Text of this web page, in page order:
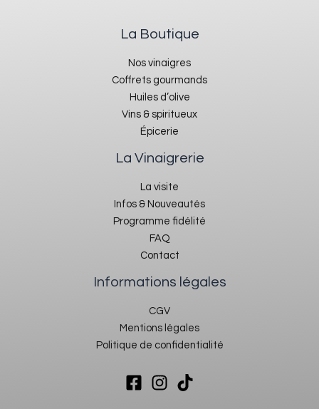
La Boutique
Nos vinaigres
Coffrets gourmands
Huiles d’olive
Vins & spiritueux
Épicerie
La Vinaigrerie
La visite
Infos & Nouveautés
Programme fidélité
FAQ
Contact
Informations légales
CGV
Mentions légales
Politique de confidentialité